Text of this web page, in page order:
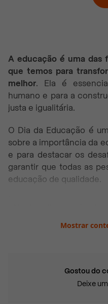
A educação é uma das
que temos para
melhor. Ela é
humano e para a
justa e igualitária.
O Dia da Educação é
sobre a importância da
e para destacar os
garantir que todas as
educação de qualidade.
Qual é o Dia da
Por que o dia da
Mostrar
Gostou do
Deixe